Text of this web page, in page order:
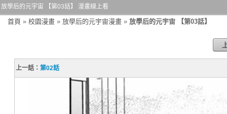
放學后的元宇宙 【第03話】 漫畫線上看
首頁 » 校園漫畫 » 放學后的元宇宙漫畫 » 放學后的元宇宙 【第03話】
上一話：第02話